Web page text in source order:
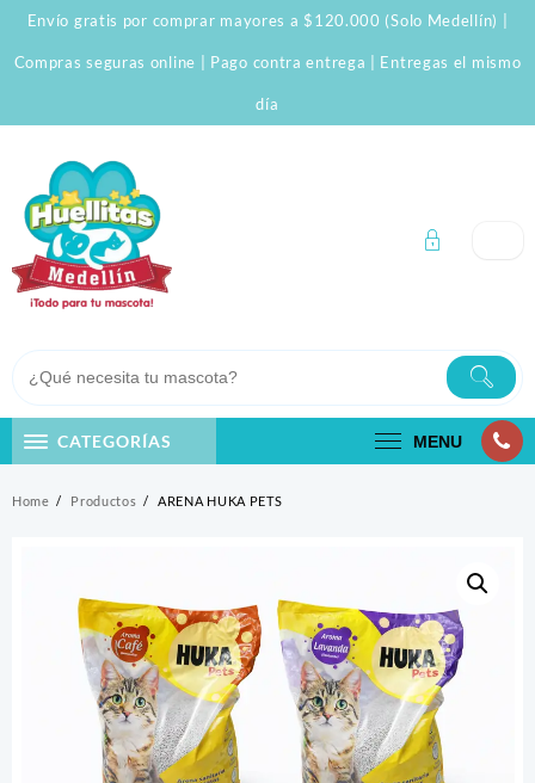
Skip
content
Envío gratis por comprar mayores a $120.000 (Solo Medellín) |
Compras seguras online | Pago contra entrega | Entregas el mismo
día
CATEGORÍAS MENU
Home Productos ARENA HUKA PETS